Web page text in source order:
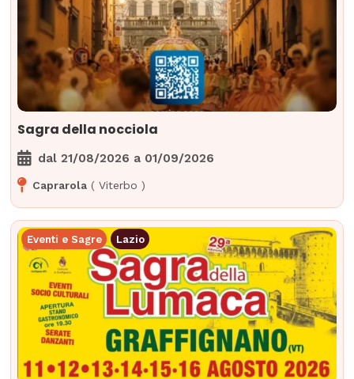
Sagra della nocciola
dal21/08/2026 a 01/09/2026
Caprarola (Viterbo )
Eventi e Sagre Lazio